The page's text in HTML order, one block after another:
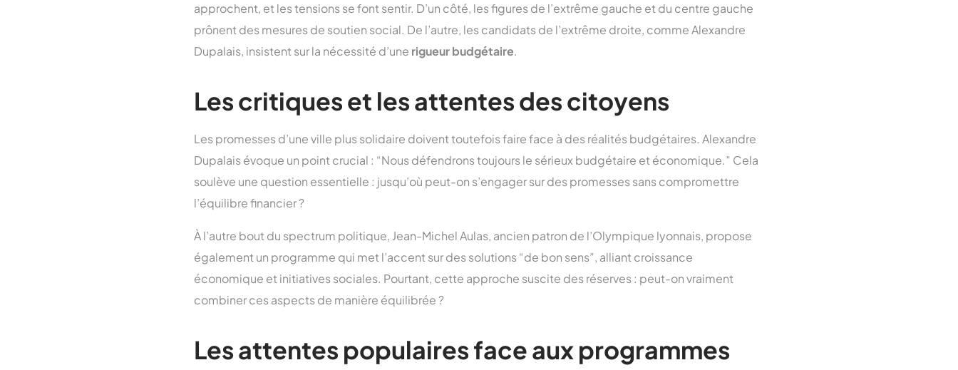
approchent, et les tensions se font sentir. D’un côté, les figures de l’extrême gauche et du centre gauche
prônent des mesures de soutien social. De l’autre, les candidats de l’extrême droite, comme Alexandre
Dupalais, insistent sur la nécessité d’une rigueur budgétaire.
Les critiques et les attentes des citoyens
Les promesses d’une ville plus solidaire doivent toutefois faire face à des réalités budgétaires. Alexandre
Dupalais évoque un point crucial : “Nous défendrons toujours le sérieux budgétaire et économique.” Cela
soulève une question essentielle : jusqu’où peut-on s’engager sur des promesses sans compromettre
l’équilibre financier ?
À l’autre bout du spectrum politique, Jean-Michel Aulas, ancien patron de l’Olympique lyonnais, propose
également un programme qui met l’accent sur des solutions “de bon sens”, alliant croissance
économique et initiatives sociales. Pourtant, cette approche suscite des réserves : peut-on vraiment
combiner ces aspects de manière équilibrée ?
Les attentes populaires face aux programmes